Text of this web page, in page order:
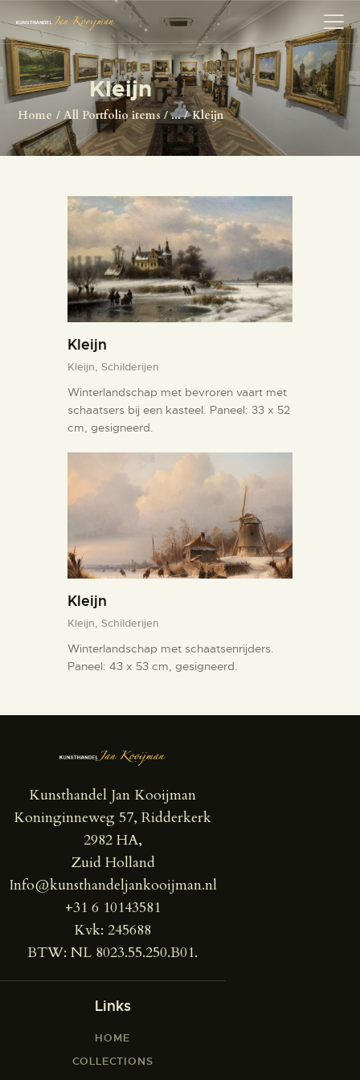
Kleijn
Home All Portfolio items ... Kleijn
HOME
SCHILDERS
COLLECTIE
HERMAN BROOD
ANTIQUITEITEN
CONTACT
Kleijn
Kleijn, Schilderijen
Winterlandschap met bevroren vaart met
schaatsers bij een kasteel. Paneel: 33 x 52
cm, gesigneerd.
Kleijn
Kleijn, Schilderijen
Winterlandschap met schaatsenrijders.
Paneel: 43 x 53 cm, gesigneerd.
Kunsthandel Jan Kooijman
Koninginneweg 57, Ridderkerk
2982 HA,
Zuid Holland
Info@kunsthandeljankooijman.nl
+31 6 10143581
Kvk: 245688
BTW: NL 8023.55.250.B01.
Links
HOME
COLLECTIONS